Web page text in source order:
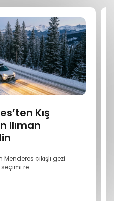
Kış
Ilıman
çıkışlı gezi
re...